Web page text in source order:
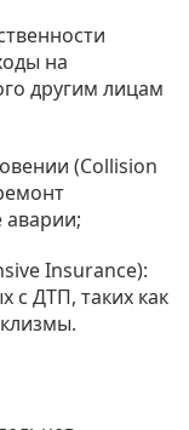
на
другим лицам
(Collision
аварии;
Insurance):
с ДТП, таких как